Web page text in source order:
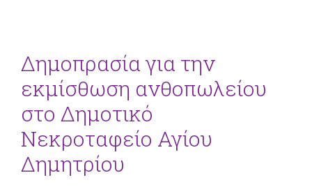
Δημοπρασία για την
εκμίσθωση ανθοπωλείου
στο Δημοτικό
Νεκροταφείο Αγίου
Δημητρίου